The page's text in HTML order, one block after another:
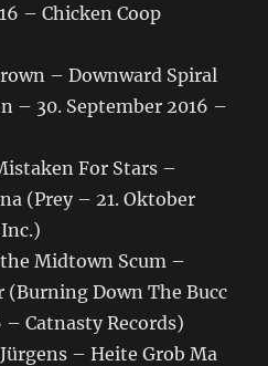
– Chicken Coop
– Downward Spiral
– 30. September 2016 –
For Stars –
(Prey – 21. Oktober
Midtown Scum –
(Burning Down The Bucc
– Catnasty Records)
– Heite Grob Ma